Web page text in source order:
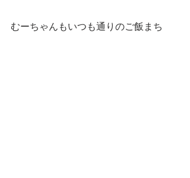
むーちゃんもいつも通りのご飯まち